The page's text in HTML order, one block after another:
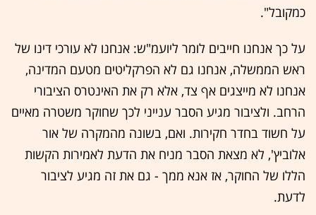
כמקובל".
על כך אנחנו חייבים לומר ליועמ"ש: אנחנו לא עורכי דינו של
ראש הממשלה, אנחנו גם לא הפרקליטים מטעם המדינה,
אנחנו לא מייצגים אף צד, אלא רק את האינטרס הציבורי
הרחב. ולציבור מגיע הסבר ענייני לכך שחוקר משטרה מאיים
על חשוד בחדר חקירות. ואם, בשונה מהמקרה של אור
אלוביץ', לא מצאת הסבר מניח את הדעת לאמירות הקשות
הללו של החוקר, אז אנא ממך - גם את זה מגיע לציבור
לדעת.